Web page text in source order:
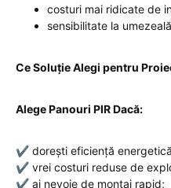
costuri mai ridicate de
sensibilitate la
Ce Soluție Alegi pentru
Alege Panouri PIR Dacă:
✔ dorești eficiență
✔ vrei costuri reduse de
✔ ai nevoie de montaj rapid;